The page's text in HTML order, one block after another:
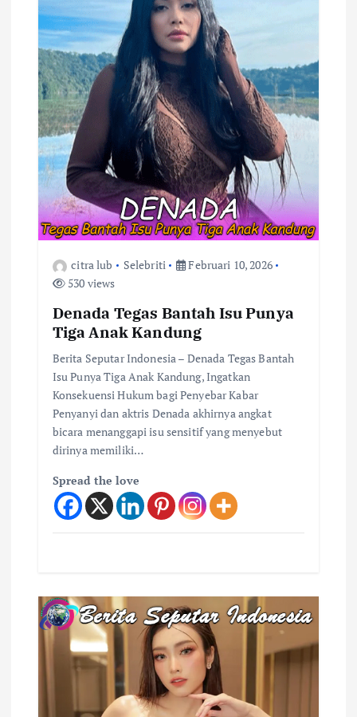
p
o
s
citra lub Selebriti
Februari 10, 2026
530 views
Denada Tegas Bantah Isu Punya
Tiga Anak Kandung
Berita Seputar Indonesia – Denada Tegas Bantah
Isu Punya Tiga Anak Kandung, Ingatkan
Konsekuensi Hukum bagi Penyebar Kabar
Penyanyi dan aktris Denada akhirnya angkat
bicara menanggapi isu sensitif yang menyebut
dirinya memiliki…
Spread the love